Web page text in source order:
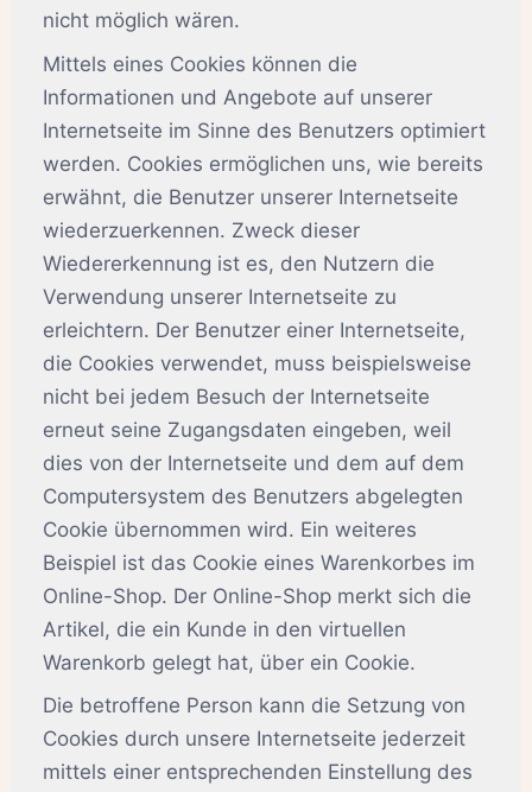
nicht möglich wären.
Mittels eines Cookies können die
Informationen und Angebote auf unserer
Internetseite im Sinne des Benutzers optimiert
werden. Cookies ermöglichen uns, wie bereits
erwähnt, die Benutzer unserer Internetseite
wiederzuerkennen. Zweck dieser
Wiedererkennung ist es, den Nutzern die
Verwendung unserer Internetseite zu
erleichtern. Der Benutzer einer Internetseite,
die Cookies verwendet, muss beispielsweise
nicht bei jedem Besuch der Internetseite
erneut seine Zugangsdaten eingeben, weil
dies von der Internetseite und dem auf dem
Computersystem des Benutzers abgelegten
Cookie übernommen wird. Ein weiteres
Beispiel ist das Cookie eines Warenkorbes im
Online-Shop. Der Online-Shop merkt sich die
Artikel, die ein Kunde in den virtuellen
Warenkorb gelegt hat, über ein Cookie.
Die betroffene Person kann die Setzung von
Cookies durch unsere Internetseite jederzeit
mittels einer entsprechenden Einstellung des